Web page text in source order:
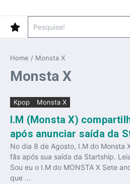
Home / Monsta X
Monsta X
Kpop Monsta X
I.M (Monsta X)
após anunciar saída da
No dia 8 de Agosto, I.M do Monsta
fãs após sua saída da Startship.
Sou eu o I.M do MONSTA X Sete
que ...